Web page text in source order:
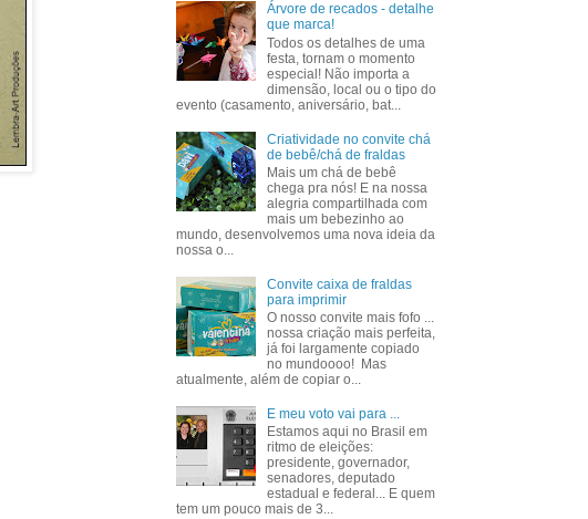
Árvore de recados - detalhe
que marca!
Todos os detalhes de uma
festa, tornam o momento
especial! Não importa a
dimensão, local ou o tipo do
evento (casamento, aniversário, bat...
Criatividade no convite chá
de bebê/chá de fraldas
Mais um chá de bebê
chega pra nós! E na nossa
alegria compartilhada com
mais um bebezinho ao
mundo, desenvolvemos uma nova ideia da
nossa o...
Convite caixa de fraldas
para imprimir
O nosso convite mais fofo ...
nossa criação mais perfeita,
já foi largamente copiado
no mundoooo! Mas
atualmente, além de copiar o...
E meu voto vai para ...
Estamos aqui no Brasil em
ritmo de eleições:
presidente, governador,
senadores, deputado
estadual e federal... E quem
tem um pouco mais de 3...